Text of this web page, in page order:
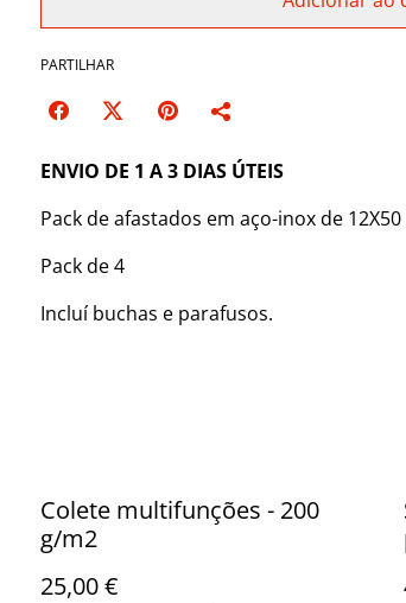
PARTILHAR
ENVIO DE 1 A 3 DIAS ÚTEIS
Pack de afastados em aço-inox de 12X50
Pack de 4
Incluí buchas e parafusos.
Colete multifunções - 200
g/m2
25,00 €